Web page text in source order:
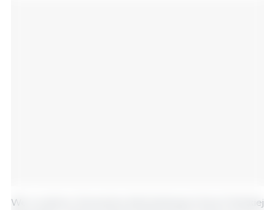
We wrześniu Generalna Administracja Celna Chińskiej